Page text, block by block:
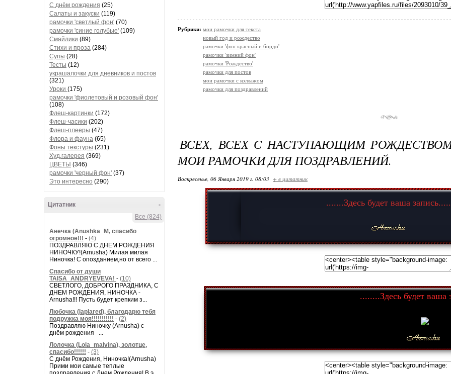
С днём рождения (25)
Салаты и закуски (119)
рамочки 'светлый фон' (70)
рамочки 'синие голубые' (109)
Смайлики (89)
Стихи и проза (284)
Супы (28)
Тесты (12)
украшалочки для дневников и постов
(321)
Уроки (175)
рамочки 'фиолетовый и розовый фон'
(108)
Флеш-картинки (172)
Флеш-часики (202)
Флеш-плееры (47)
Флора и фауна (65)
Фоны текстуры (231)
Худ.галерея (369)
ЦВЕТЫ (346)
рамочки 'черный фон' (37)
Это интересно (290)
-
Цитатник
Все (824)
Анечка (Anushka_M, спасибо
огромное!!! - (4)
ПОЗДРАВЛЯЮ С ДНЕМ РОЖДЕНИЯ
НИНОЧКУ!(Arnusha) Милая милая
Ниночка! С опозданием,но от всего ...
Спасибо от души
TAISA_ANDRYEVEVA! - (10)
СВЕТЛОГО, ДОБРОГО ПРАЗДНИКА, С
ДНЕМ РОЖДЕНИЯ, НИНОЧКА -
Arnusha!!! Пусть будет крепким з...
Любочка (laplared), благодарю тебя
подружка моя!!!!!!!!!!! - (2)
Поздравляю Ниночку (Arnusha) с
днём рождения ...
Лолочка (Lola_malvina), золотце,
спасибо!!!!!! - (3)
С днём Рождения, Ниночка!(Аrnusha)
Прими мои самые теплые
Рубрики: мои рамочки для текста
новый год и рождество
рамочки 'фон красный и бордо'
рамочки 'зимний фон'
рамочки 'Рождество'
рамочки для постов
мои рамочки с коллажом
рамочки для поздравлений
ВСЕХ, ВСЕХ С НАСТУПАЮЩИМ
МОИ РАМОЧКИ ДЛЯ ПОЗДРАВЛЕНИЙ.
Воскресенье, 06 Января 2019 г. 08:03 + в цитатник
.......Здесь будет ваша
........Здесь будет ваша